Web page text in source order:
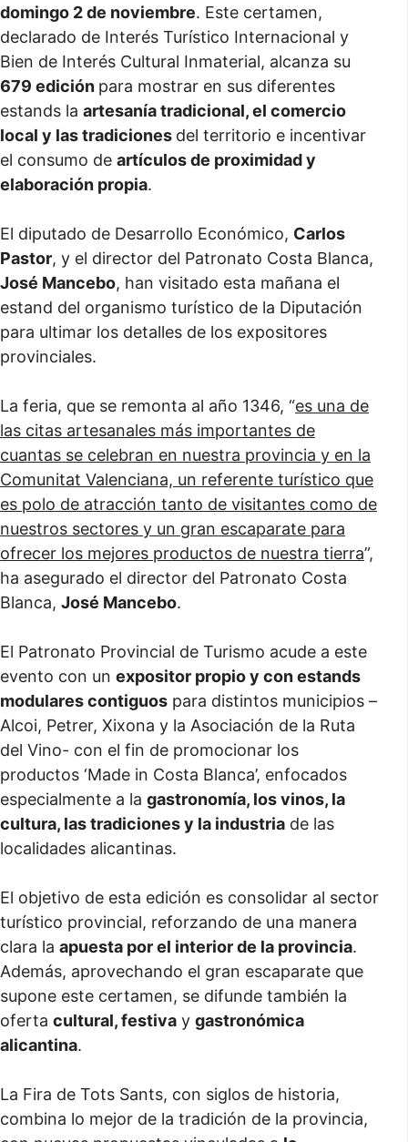
domingo 2 de noviembre. Este certamen,
declarado de Interés Turístico Internacional y
Bien de Interés Cultural Inmaterial, alcanza su
679 edición para mostrar en sus diferentes
estands la artesanía tradicional, el comercio
local y las tradiciones del territorio e incentivar
el consumo de artículos de proximidad y
elaboración propia.
El diputado de Desarrollo Económico, Carlos
Pastor, y el director del Patronato Costa Blanca,
José Mancebo, han visitado esta mañana el
estand del organismo turístico de la Diputación
para ultimar los detalles de los expositores
provinciales.
La feria, que se remonta al año 1346, “es una de
las citas artesanales más importantes de
cuantas se celebran en nuestra provincia y en la
Comunitat Valenciana, un referente turístico que
es polo de atracción tanto de visitantes como de
nuestros sectores y un gran escaparate para
ofrecer los mejores productos de nuestra tierra”,
ha asegurado el director del Patronato Costa
Blanca, José Mancebo.
El Patronato Provincial de Turismo acude a este
evento con un expositor propio y con estands
modulares contiguos para distintos municipios –
Alcoi, Petrer, Xixona y la Asociación de la Ruta
del Vino- con el fin de promocionar los
productos ‘Made in Costa Blanca’, enfocados
especialmente a la gastronomía, los vinos, la
cultura, las tradiciones y la industria de las
localidades alicantinas.
El objetivo de esta edición es consolidar al sector
turístico provincial, reforzando de una manera
clara la apuesta por el interior de la provincia.
Además, aprovechando el gran escaparate que
supone este certamen, se difunde también la
oferta cultural, festiva y gastronómica
alicantina.
La Fira de Tots Sants, con siglos de historia,
combina lo mejor de la tradición de la provincia,